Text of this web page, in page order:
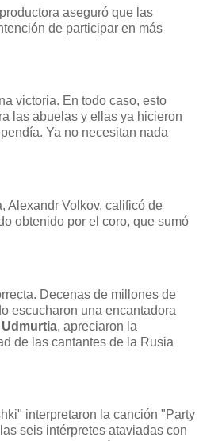
aseguró que las
de participar en más
victoria. En todo caso, esto
las abuelas y ellas ya hicieron
Ya no necesitan nada
Alexandr Volkov, calificó de
obtenido por el coro, que sumó
Decenas de millones de
escucharon una encantadora
, apreciaron la
de las cantantes de la Rusia
interpretaron la canción "Party
seis intérpretes ataviadas con